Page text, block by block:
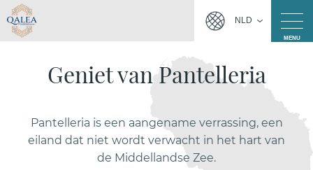
NLD
MENU
Geniet van Pantelleria
Pantelleria is een aangename verrassing, een
eiland dat niet wordt verwacht in het hart van
de Middellandse Zee.